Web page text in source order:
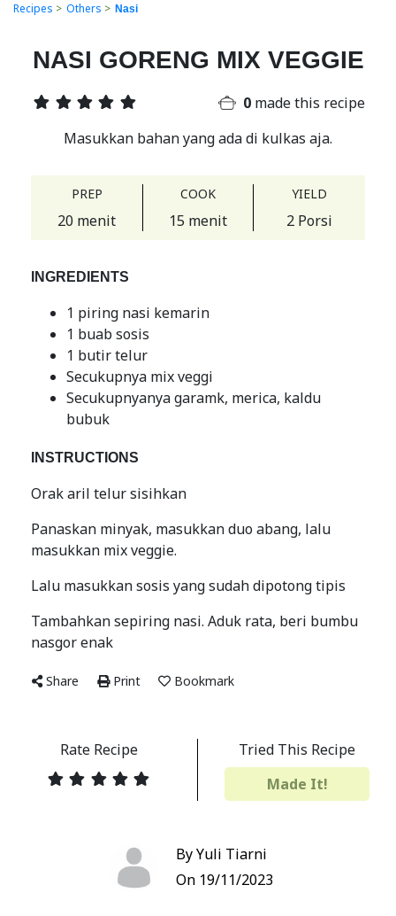
Recipes > Others > Nasi
NASI GORENG MIX VEGGIE
0 made this recipe
Masukkan bahan yang ada di kulkas aja.
PREP
20 menit
COOK
15 menit
YIELD
2 Porsi
INGREDIENTS
1 piring nasi kemarin
1 buab sosis
1 butir telur
Secukupnya mix veggi
Secukupnyanya garamk, merica, kaldu
bubuk
INSTRUCTIONS
Orak aril telur sisihkan
Panaskan minyak, masukkan duo abang, lalu
masukkan mix veggie.
Lalu masukkan sosis yang sudah dipotong tipis
Tambahkan sepiring nasi. Aduk rata, beri bumbu
nasgor enak
Share Print Bookmark
Rate Recipe
Tried This Recipe
Made It!
By Yuli Tiarni
On 19/11/2023